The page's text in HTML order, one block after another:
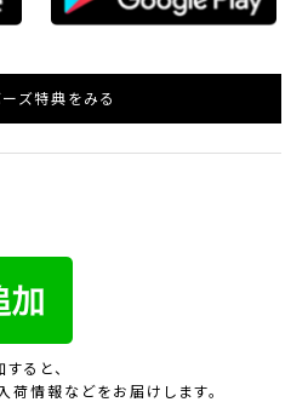
ーズ特典をみる
ると、
荷情報などをお届けします。